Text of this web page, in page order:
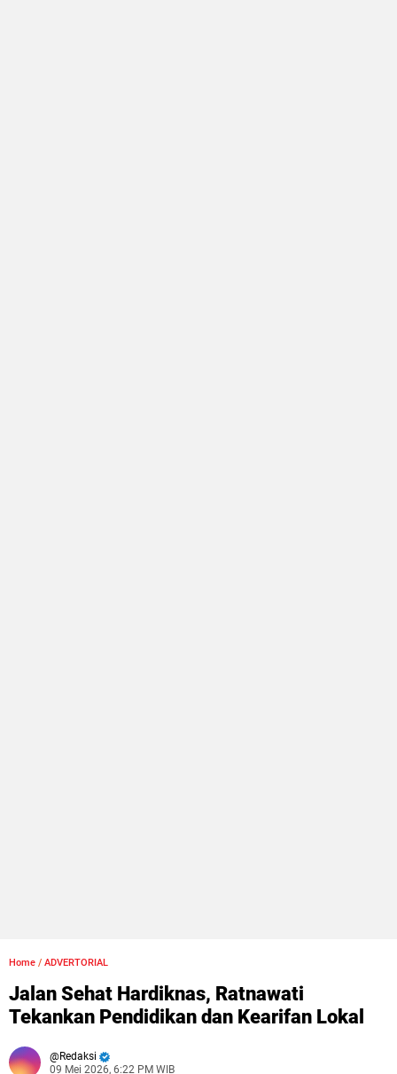
Home / ADVERTORIAL
Jalan Sehat Hardiknas, Ratnawati
Tekankan Pendidikan dan Kearifan Lokal
Redaksi
09 Mei 2026, 6:22 PM WIB